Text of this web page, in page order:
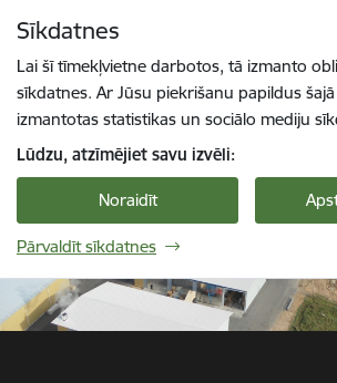
Sīkdatnes
Lai šī tīmekļvietne darbotos, tā izmanto
sīkdatnes. Ar Jūsu piekrišanu papildus
izmantotas statistikas un sociālo mediju
Lūdzu, atzīmējiet savu izvēli:
Noraidīt
Pārvaldīt sīkdatnes
1 / 9